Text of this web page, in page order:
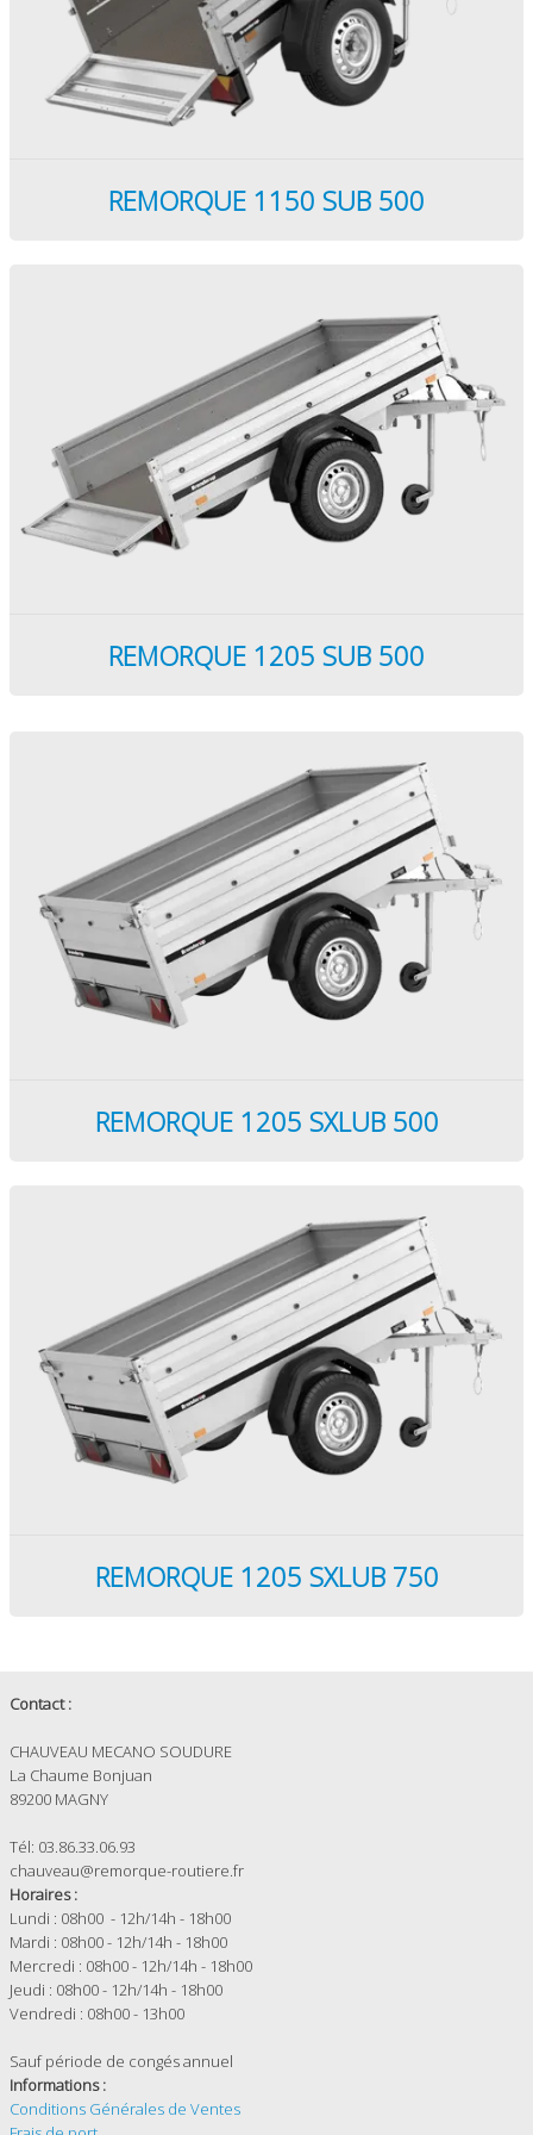
REMORQUE 1150 SUB 500
REMORQUE 1205 SUB 500
REMORQUE 1205 SXLUB 500
REMORQUE 1205 SXLUB 750
Contact :
CHAUVEAU MECANO SOUDURE
La Chaume Bonjuan
89200 MAGNY
Tél: 03.86.33.06.93
chauveau@remorque-routiere.fr
Horaires :
Lundi : 08h00 - 12h/14h - 18h00
Mardi : 08h00 - 12h/14h - 18h00
Mercredi : 08h00 - 12h/14h - 18h00
Jeudi : 08h00 - 12h/14h - 18h00
Vendredi : 08h00 - 13h00
Sauf période de congés annuel
Informations :
Conditions Générales de Ventes